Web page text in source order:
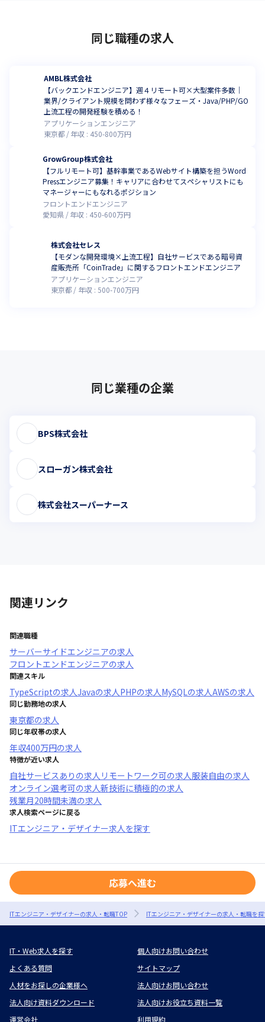
野・UCでのコア技術」×「ビジネスシーンでのスマートフォン活
てIPに特化したグループから、その社員をリーダーとした新しい
グループ「モバイルソリューショングループ」が新設されまし
このように、世の中のニーズとうまく結びつけることで、柔軟な
事業展開をし続けています。
■教育事業
「コミュトレ」という社会人のコミュニケーションに関しての課
題を解決するサービスを展開。
人間関係構築、ディスカッション、プレゼン、営業、マネジメン
トなどビジネスコミュニケーションに必要なものを学びたいニー
特徴は受講者の「行動変容」を目指したサービスであるという点
「知識の習得」がゴールにならず、コミュトレでは教育行動学に
基づき、知識を習得した上で実践を想定したトレーニングを行
※『Amazon』人気ギフトランキング第1位：セールス・営業　4
月9日～4月13日（2024年10月時点）
同じ職種の求人
AMBL株式会社
【バックエンドエンジニア】週４リモート可×大型案件多数｜
業界/クライアント規模を問わず様々なフェーズ・Java/PHP/GO
上流工程の開発経験を積める！
アプリケーションエンジニア
東京都
年収 : 450-800万円
GrowGroup株式会社
【フルリモート可】基幹事業であるWebサイト構築を担うWord
Pressエンジニア募集！キャリアに合わせてスペシャリストにも
マネージャーにもなれるポジション
フロントエンドエンジニア
愛知県
年収 : 450-600万円
株式会社セレス
【モダンな開発環境×上流工程】自社サービスである暗号資
産販売所「CoinTrade」に関するフロントエンドエンジニア
アプリケーションエンジニア
東京都
年収 : 500-700万円
同じ業種の企業
BPS株式会社
スローガン株式会社
株式会社スーパーナース
関連リンク
関連職種
サーバーサイドエンジニアの求人
フロントエンドエンジニアの求人
関連スキル
TypeScriptの求人Javaの求人PHPの求人MySQLの求人AWSの求人
同じ勤務地の求人
東京都の求人
同じ年収帯の求人
年収400万円の求人
特徴が近い求人
自社サービスあり の求人 リモートワーク可の求人服装自由の求人
オンライン選考可の求人新技術に積極的の求人
残業月20時間未満の求人
求人検索ページに戻る
ITエンジニア・デザイナー求人を探す
応募へ進む
ITエンジニア・デザイナーの求人・転職TOP ITエンジニア・デザイナーの求人・転職を
IT・Web求人を探す
個人向けお問い合わせ
よくある質問
サイトマップ
人材をお探しの企業様へ
法人向けお問い合わせ
法人向け資料ダウンロード
法人向けお役立ち資料一覧
運営会社
利用規約